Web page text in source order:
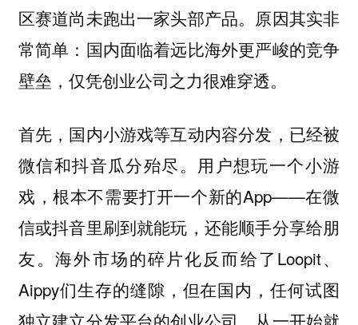
区赛道尚未跑出一家头部产品。原因其实非
常简单：国内面临着远比海外更严峻的竞争
壁垒，仅凭创业公司之力很难穿透。
首先，国内小游戏等互动内容分发，已经被
微信和抖音瓜分殆尽。用户想玩一个小游
戏，根本不需要打开一个新的App——在微
信或抖音里刷到就能玩，还能顺手分享给朋
友。海外市场的碎片化反而给了Loopit、
Aippy们生存的缝隙，但在国内，任何试图
独立建立分发平台的创业公司，从一开始就